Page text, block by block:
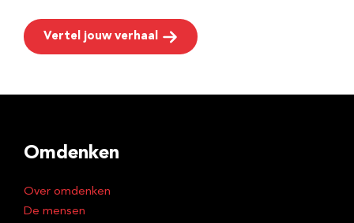
Vertel jouw verhaal
Omdenken
Over omdenken
De mensen